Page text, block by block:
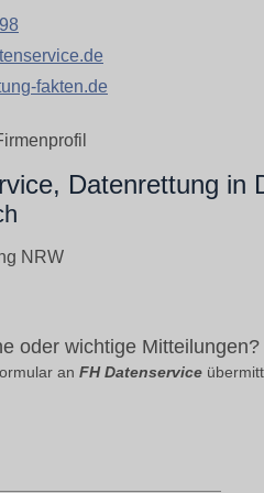
fakten.de
Datenrettung in
NRW
oder wichtige Mitteilungen?
an FH Datenservice